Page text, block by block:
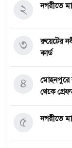
নগরীতে
২
রুয়েটের
কার্ড
৩
মোহনপুরে
থেকে
৪
নগরীতে
৫